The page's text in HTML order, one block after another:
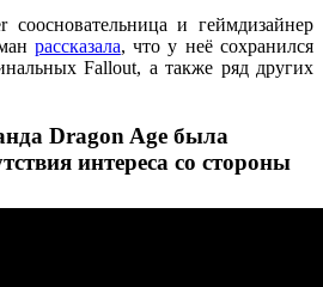
и геймдизайнер
рассказала, что у неё сохранился
Fallout, а также ряд других
Dragon Age была
интереса со стороны